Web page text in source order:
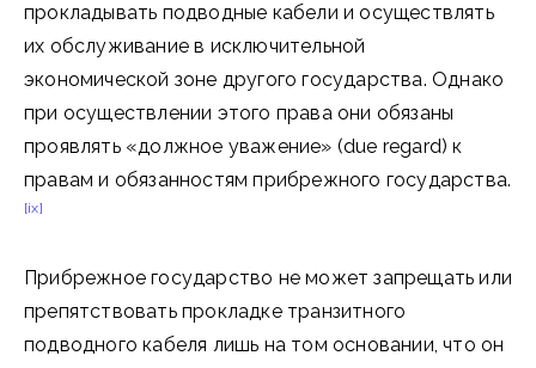
прокладывать подводные кабели и осуществлять
их обслуживание в исключительной
экономической зоне другого государства. Однако
при осуществлении этого права они обязаны
проявлять «должное уважение» (due regard) к
правам и обязанностям прибрежного государства.
[ix]
Прибрежное государство не может запрещать или
препятствовать прокладке транзитного
подводного кабеля лишь на том основании, что он